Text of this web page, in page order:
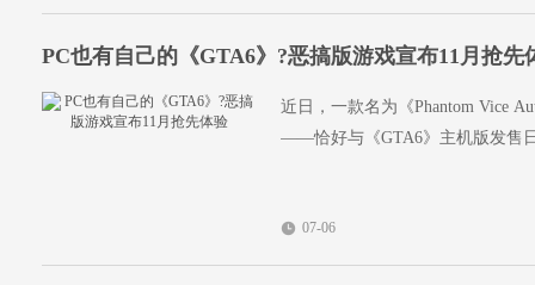
PC也有自己的《GTA6》?恶搞版游戏宣布11月抢先
近日，一款名为《Phantom Vice
——恰好与《GTA6》主机版发售
07-06